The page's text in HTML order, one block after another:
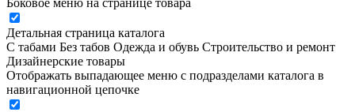
Боковое меню на странице товара
Детальная страница каталога
С табами Без табов Одежда и обувь Строительство и ремонт
Дизайнерские товары
Отображать выпадающее меню с подразделами каталога в
навигационной цепочке